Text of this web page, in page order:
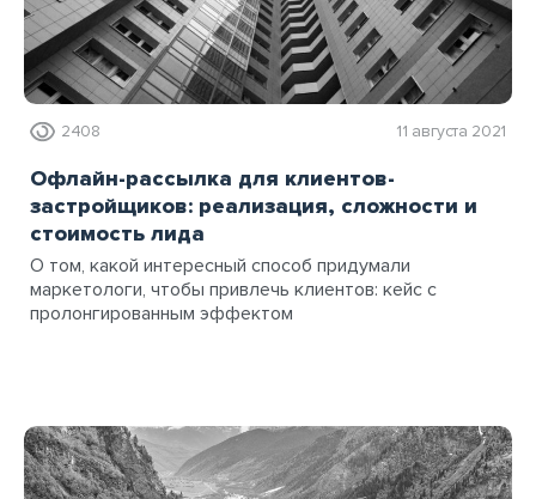
2408 11 августа 2021
Офлайн-рассылка для клиентов-
застройщиков: реализация, сложности и
стоимость лида
О том, какой интересный способ придумали
маркетологи, чтобы привлечь клиентов: кейс с
пролонгированным эффектом